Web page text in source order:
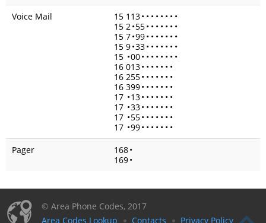
Voice Mail
15 113• • • • • • • •
15 2•55• • • • • • •
15 7•99• • • • • • •
15 9•33• • • • • • •
15 •00• • • • • • • •
16 013• • • • • • •
16 255• • • • • • •
16 399• • • • • • •
17 •13• • • • • • •
17 •33• • • • • • •
17 •55• • • • • • •
17 •99• • • • • • •
Pager
168•
169•
© Area Phone Codes, 2017
Area Codes Lookup
Contacts Privacy Policy